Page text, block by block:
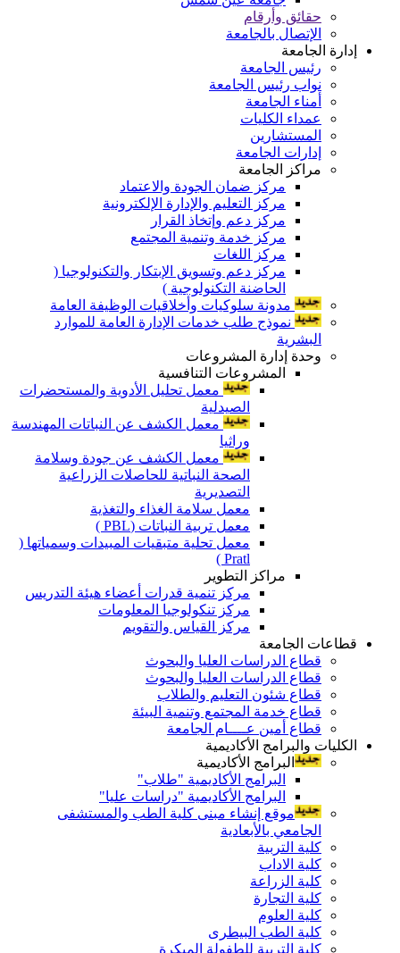
حقائق وأرقام
الإتصال بالجامعة
إدارة الجامعة
رئيس الجامعة
نواب رئيس الجامعة
أمناء الجامعة
عمداء الكليات
المستشارين
إدارات الجامعة
مراكز الجامعة
مركز ضمان الجودة والاعتماد
مركز التعليم والإدارة الإلكترونية
مركز دعم وإتخاذ القرار
مركز خدمة وتنمية المجتمع
مركز اللغات
مركز دعم وتسويق الإبتكار والتكنولوجيا (
الحاضنة التكنولوجية )
مدونة سلوكيات وأخلاقيات الوظيفة العامة
نموذج طلب خدمات الإدارة العامة للموارد
البشرية
وحدة إدارة المشروعات
المشروعات التنافسية
معمل تحليل الأدوية والمستحضرات
الصيدلية
معمل الكشف عن النباتات المهندسة
وراثيا
معمل الكشف عن جودة وسلامة
الصحة النباتية للحاصلات الزراعية
التصديرية
معمل سلامة الغذاء والتغذية
معمل تربية النباتات (PBL )
معمل تحلية متبقيات المبيدات وسمياتها (
Pratl )
مراكز التطوير
مركز تنمية قدرات أعضاء هيئة التدريس
مركز تنكولوجيا المعلومات
مركز القياس والتقويم
قطاعات الجامعة
قطاع الدراسات العليا والبحوث
قطاع الدراسات العليا والبحوث
قطاع شئون التعليم والطلاب
قطاع خدمة المجتمع وتنمية البيئة
قطاع أمين عــــام الجامعة
الكليات والبرامج الأكاديمية
البرامج الأكاديمية
البرامج الأكاديمية "طلاب"
البرامج الأكاديمية "دراسات عليا"
موقع إنشاء مبنى كلية الطب والمستشفى
الجامعي بالأبعادية
كلية التربية
كلية الاداب
كلية الزراعة
كلية التجارة
كلية العلوم
كلية الطب البيطرى
كلية التربية للطفولة المبكرة